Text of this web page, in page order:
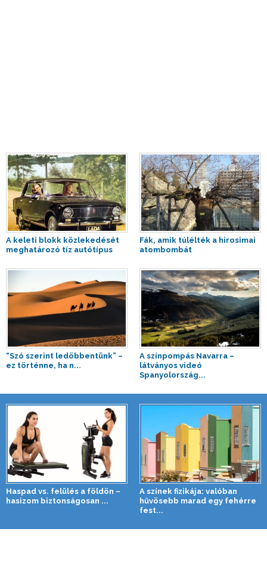
A keleti blokk közlekedését
meghatározó tíz autótípus
Fák, amik túlélték a hirosimai
atombombát
“Szó szerint ledöbbentünk” –
ez történne, ha n...
A színpompás Navarra –
látványos videó
Spanyolország...
Haspad vs. felülés a földön –
hasizom biztonságosan ...
A színek fizikája: valóban
hűvösebb marad egy fehérre
fest...